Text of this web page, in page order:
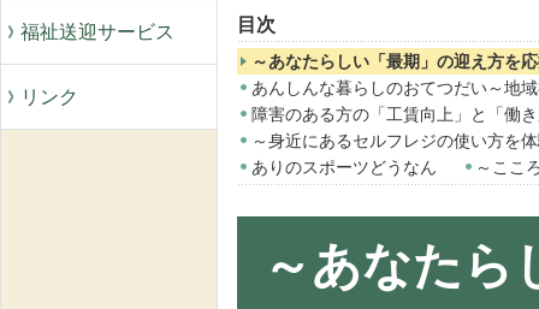
福祉送迎サービス
リンク
目次
～あなたらしい「最期」の迎え方を
あんしんな暮らしのおてつだい～地
障害のある方の「工賃向上」と「働
～身近にあるセルフレジの使い方を
ありのスポーツどうなん
～ここ
～あなたら